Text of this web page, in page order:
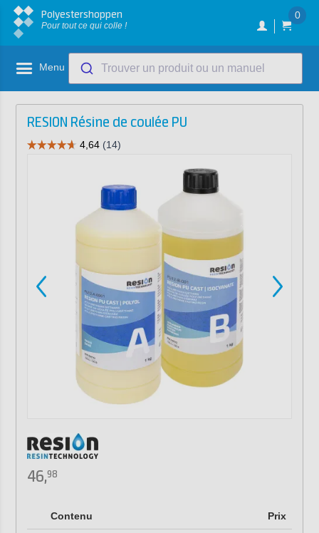
Polyestershoppen
Pour tout ce qui colle !
0
Menu Trouver un produit ou un manuel
RESION Résine de coulée PU
46,98
Contenu Prix